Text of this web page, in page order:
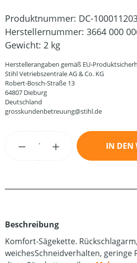
Produktnummer: DC-
Herstellernummer: 3664 000
Gewicht: 2 kg
Herstellerangaben gemäß EU-
Stihl Vetriebszentrale AG & Co. KG
Robert-Bosch-Straße 13
64807 Dieburg
Deutschland
grosskundenbetreuung@stihl.de
Produkt Anzahl: Gib
IN DEN
Beschreibung
Komfort-Sägekette.
weichesSchneidverhalten, geringe